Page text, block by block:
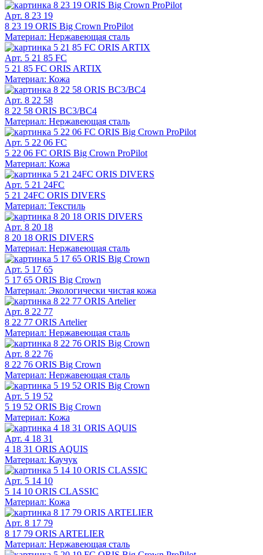
Арт. 8 23 19
8 23 19 ORIS Big Crown ProPilot
Материал: Нержавеющая сталь
Арт. 5 21 85 FC
5 21 85 FC ORIS ARTIX
Материал: Кожа
Арт. 8 22 58
8 22 58 ORIS BC3/BC4
Материал: Нержавеющая сталь
Арт. 5 22 06 FC
5 22 06 FC ORIS Big Crown ProPilot
Материал: Кожа
Арт. 5 21 24FC
5 21 24FC ORIS DIVERS
Материал: Текстиль
Арт. 8 20 18
8 20 18 ORIS DIVERS
Материал: Нержавеющая сталь
Арт. 5 17 65
5 17 65 ORIS Big Crown
Материал: Экологически чистая кожа
Арт. 8 22 77
8 22 77 ORIS Artelier
Материал: Нержавеющая сталь
Арт. 8 22 76
8 22 76 ORIS Big Crown
Материал: Нержавеющая сталь
Арт. 5 19 52
5 19 52 ORIS Big Crown
Материал: Кожа
Арт. 4 18 31
4 18 31 ORIS AQUIS
Материал: Каучук
Арт. 5 14 10
5 14 10 ORIS CLASSIC
Материал: Кожа
Арт. 8 17 79
8 17 79 ORIS ARTELIER
Материал: Нержавеющая сталь